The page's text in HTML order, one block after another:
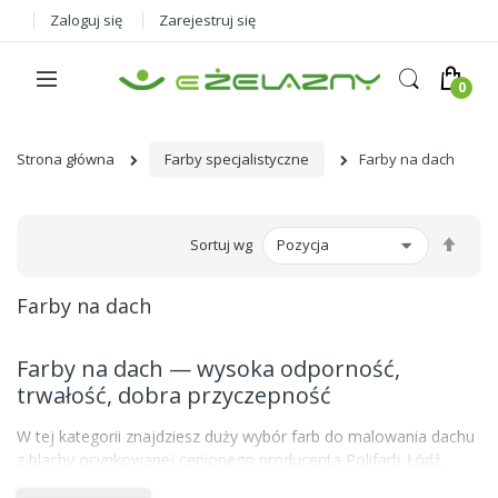
Zaloguj się Zarejestruj się
Strona główna Farby specjalistyczne Farby na dach
Farby na dach
Farby na dach — wysoka odporność,
trwałość, dobra przyczepność
W tej kategorii znajdziesz duży wybór farb do malowania dachu
z blachy ocynkowanej cenionego producenta Polifarb-Łódź,
Sortuj wg